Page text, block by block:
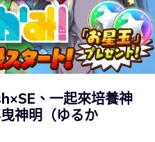
、一起來培養神
神明（ゆるか